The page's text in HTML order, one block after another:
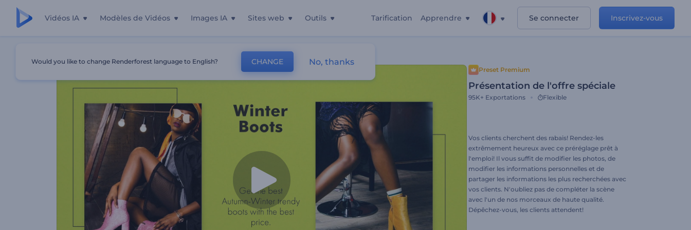
Vidéos IA Modèles de Vidéos Images IA Sites web Outils Tarification Apprendre Se connecter Inscrivez-vous
Preset Premium
Présentation de l'offre spéciale
95K+ Exportations Flexible
Vos clients cherchent des rabais! Rendez-les
extrêmement heureux avec ce préréglage prêt à
l'emploi! Il vous suffit de modifier les photos, de
modifier les informations personnelles et de
partager les informations les plus recherchées avec
vos clients. N'oubliez pas de compléter la scène
avec l'un de nos morceaux de haute qualité.
Dépêchez-vous, les clients attendent!
Would you like to change Renderforest language to English? CHANGE No, thanks